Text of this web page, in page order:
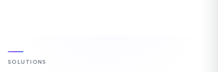
SOLUTIONS